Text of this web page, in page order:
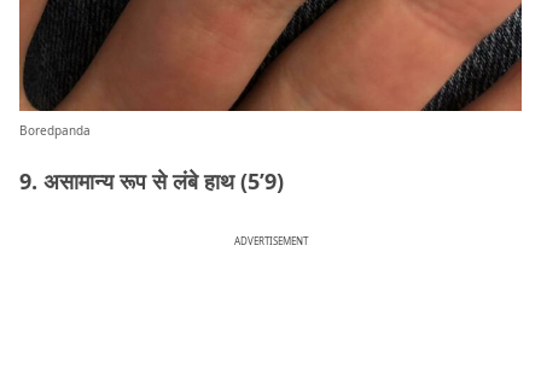
Boredpanda
9. असामान्य रूप से लंबे हाथ (5’9)
ADVERTISEMENT